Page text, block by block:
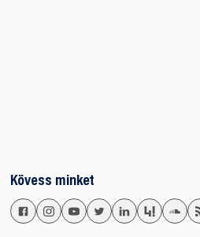
Kövess minket